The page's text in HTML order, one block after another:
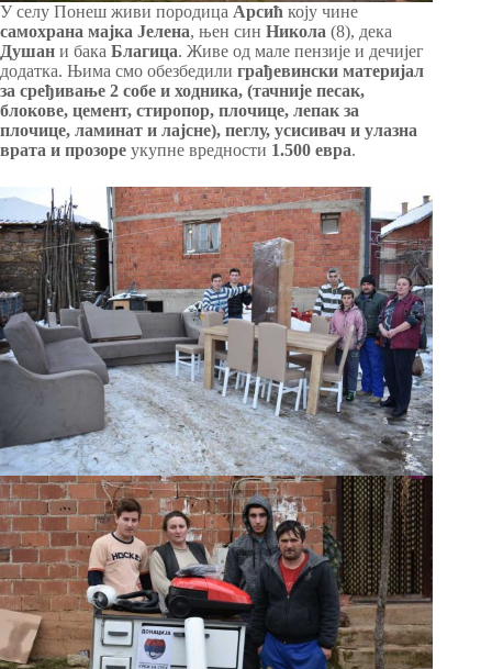
У селу Понеш живи породица Арсић коју чине
самохрана мајка Јелена, њен син Никола (8), дека
Душан и бака Благица. Живе од мале пензије и дечијег
додатка. Њима смо обезбедили грађевински материјал
за сређивање 2 собе и ходника, (тачније песак,
блокове, цемент, стиропор, плочице, лепак за
плочице, ламинат и лајсне), пеглу, усисивач и улазна
врата и прозоре укупне вредности 1.500 евра.